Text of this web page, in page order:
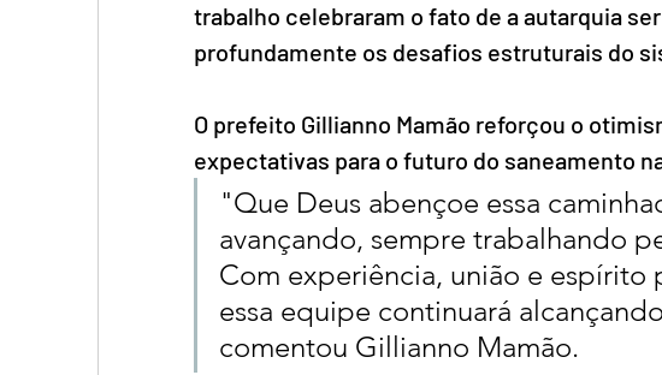
trabalho celebraram o fato de a autarquia
profundamente os desafios estruturais do
O prefeito Gillianno Mamão reforçou o
expectativas para o futuro do saneamento
"Que Deus abençoe essa
avançando, sempre trabalhando
Com experiência, união e
essa equipe continuará
comentou Gillianno Mamão.